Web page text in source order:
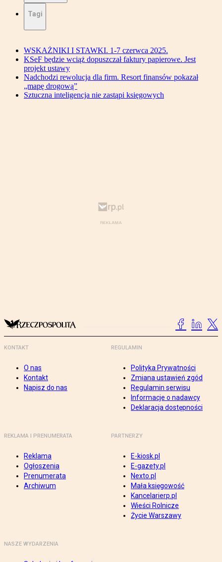
Tagi
WSKAŻNIKI I STAWKI. 1-7 czerwca 2025.
KSeF będzie wciąż dopuszczał faktury papierowe. Jest
projekt ustawy
Nadchodzi rewolucja dla firm. Resort finansów pokazał
„mapę drogową”
Sztuczna inteligencja nie zastąpi księgowych
KONTAKT
O nas
Kontakt
Napisz do nas
REGULAMIN
Polityka Prywatności
Zmiana ustawień zgód
Regulamin serwisu
Informacje o nadawcy
Deklaracja dostępności
REKLAMA I PRENUMERATA
Reklama
Ogłoszenia
Prenumerata
Archiwum
PARTNERZY
E-kiosk.pl
E-gazety.pl
Nexto.pl
Mała księgowość
Kancelarierp.pl
Wieści Rolnicze
Życie Warszawy
NASZE WYDARZENIA